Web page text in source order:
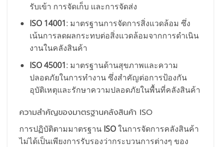
รับเข้า การจัดเก็บ และการจัดส่ง
ISO 14001: มาตรฐานการจัดการสิ่งแวดล้อม ซึ่ง
เน้นการลดผลกระทบต่อสิ่งแวดล้อมจากการดำเนิน
งานในคลังสินค้า
ISO 45001: มาตรฐานด้านสุขภาพและความ
ปลอดภัยในการทำงาน ซึ่งสำคัญต่อการป้องกัน
อุบัติเหตุและรักษาความปลอดภัยในพื้นที่คลังสินค้า
ความสำคัญของมาตรฐานคลังสินค้า ISO
การปฏิบัติตามมาตรฐาน ISOในการจัดการคลังสินค้า
ไม่ได้เป็นเพียงการรับรองว่ากระบวนการต่างๆ ของ